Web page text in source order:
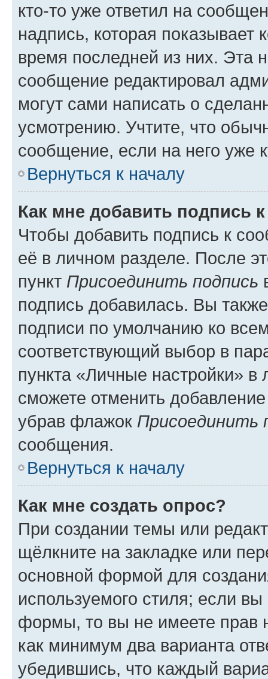
кто-то уже ответил на
надпись, которая показывает
время последней из них. Эта
сообщение редактировал
могут сами написать о
усмотрению. Учтите, что
сообщение, если на него уже
Вернуться к началу
Как мне добавить подпись
Чтобы добавить подпись к
её в личном разделе. После
пункт Присоединить подпись
подпись добавилась. Вы
подписи по умолчанию ко
соответствующий выбор в
пункта «Личные настройки»
сможете отменить
убрав флажок Присоединить
сообщения.
Вернуться к началу
Как мне создать опрос?
При создании темы или
щёлкните на закладке или
основной формой для
используемого стиля; если
формы, то вы не имеете прав
как минимум два варианта
убедившись, что каждый